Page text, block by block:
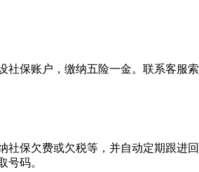
社保账户，缴纳五险一金。联系客服索
社保欠费或欠税等，并自动定期跟进回
号码。